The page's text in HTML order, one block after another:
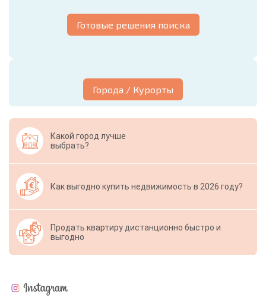
Готовые решения поиска
Города / Курорты
Какой город лучше
выбрать?
Как выгодно купить недвижимость в 2026 году?
Продать квартиру дистанционно быстро и
выгодно